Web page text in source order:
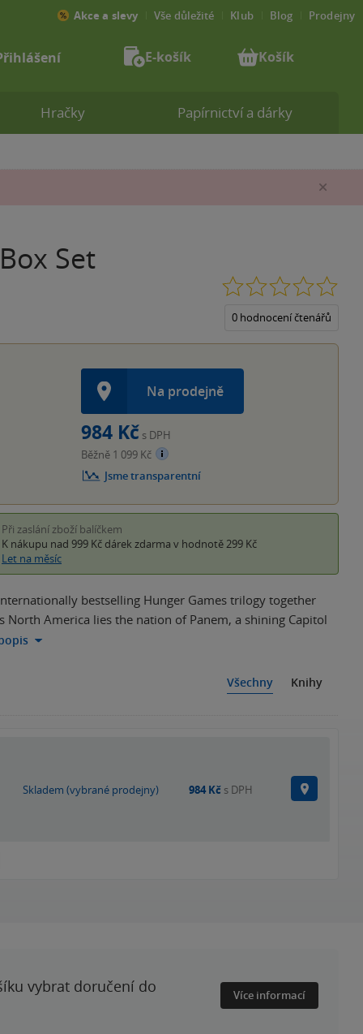
Set
0 hodnocení čtenářů
Na prodejně
984 Kč s DPH
Běžně 1 099 Kč
Jsme transparentní
Při zaslání zboží balíčkem
K nákupu nad 999 Kč dárek zdarma v hodnotě 299 Kč
Let na měsíc
bestselling Hunger Games trilogy together
America lies the nation of Panem, a shining Capitol
Všechny Knihy
Skladem (vybrané prodejny) 984 Kč s DPH
vybrat doručení do
Více informací
Hračky Papírnictví a dárky
Akce a slevy Vše důležité Klub Blog Prodejny
E-košík Košík